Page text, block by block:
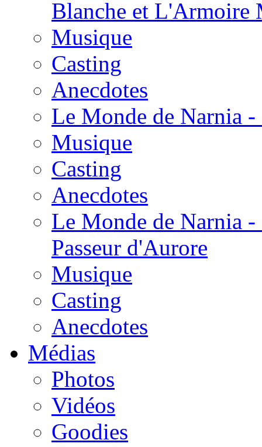
Blanche et L'Armoire
Musique
Casting
Anecdotes
Le Monde de Narnia
Musique
Casting
Anecdotes
Le Monde de Narnia
Passeur d'Aurore
Musique
Casting
Anecdotes
Médias
Photos
Vidéos
Goodies